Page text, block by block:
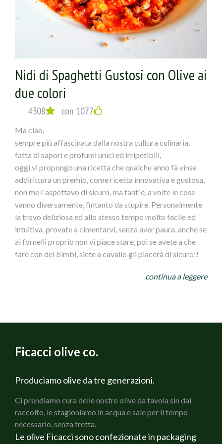
Nidi di Spaghetti Gustosi con Olive ai
due colori
4308 con 1077
Ma ciao,
sempre più affascinata dalla nostra cultura culinaria,
fatta di sapori e profumi unici ed irripetibili,
oggi vi propongo una ricetta che qualche anno fà vinse
addirittura un premio, come ricetta innovativa e gustosa,
non me l`aspettavo di sicuro, ma tant`è, a volte le cose
vanno diversamente, fintanto da stupire. Personalmente
la trovo deliziosa ed allo stesso tempo molto facile ed
intuitiva, provate a cimentarvi, senza aver paura, anche se
ai fornelli proprio non vi piace stare, poi se avete a che
fare con dei bimbi, siete a cavallo gli piacerà di sicuro!!
2 coste di Sedano verde
200 g di Prosciutto cotto Martelli
150 g di olive nere di Gaeta Ficacci
Rosmarino fresco
Salvia fresca
Olio di oliva extravergine Bio
continua a leggere
Ficacci olive co.
Produciamo olive da tre generazioni.
Ci prendiamo cura delle nostre olive da tavola sin dal
raccolto, le stagioniamo in acqua e sale per il tempo
necessario, senza fretta.
Le olive Ficacci sono confezionate in packaging